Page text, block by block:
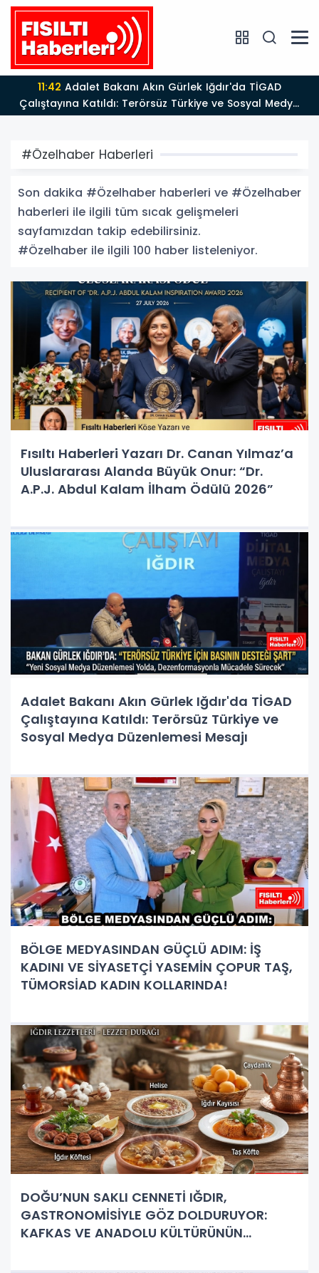
13:39BÖLGE MEDYASINDAN GÜÇLÜ ADIM: İŞ KADINI VE
SİYASETÇİ YASEMİN ÇOPUR TAŞ, TÜMORSİAD KADIN
KOLLARINDA!
#Özelhaber Haberleri
Son dakika #Özelhaber haberleri ve #Özelhaber
haberleri ile ilgili tüm sıcak gelişmeleri
sayfamızdan takip edebilirsiniz.
#Özelhaber ile ilgili 100 haber listeleniyor.
Fısıltı Haberleri Yazarı Dr. Canan Yılmaz’a
Uluslararası Alanda Büyük Onur: “Dr.
A.P.J. Abdul Kalam İlham Ödülü 2026”
Adalet Bakanı Akın Gürlek Iğdır'da TİGAD
Çalıştayına Katıldı: Terörsüz Türkiye ve
Sosyal Medya Düzenlemesi Mesajı
BÖLGE MEDYASINDAN GÜÇLÜ ADIM: İŞ
KADINI VE SİYASETÇİ YASEMİN ÇOPUR TAŞ,
TÜMORSİAD KADIN KOLLARINDA!
DOĞU’NUN SAKLI CENNETİ IĞDIR,
GASTRONOMİSİYLE GÖZ DOLDURUYOR:
KAFKAS VE ANADOLU KÜLTÜRÜNÜN